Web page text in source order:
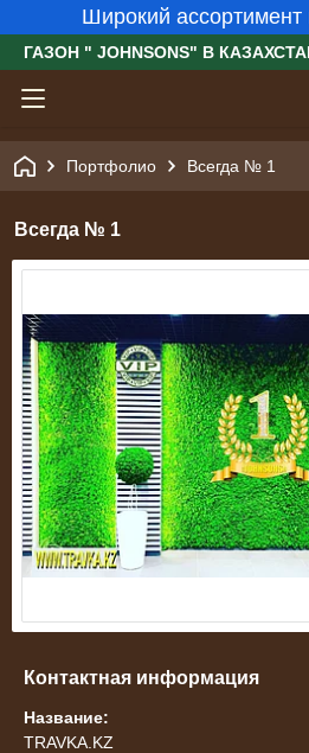
Широкий ассортимент
ГАЗОН " JOHNSONS" В
Портфолио Всегда № 1
Всегда № 1
Контактная информация
Название:
TRAVKA.KZ